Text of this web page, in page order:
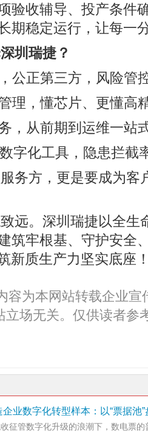
验收辅导、投产条件
期稳定运行，让每一
圳瑞捷？
公正第三方，风险管
理，懂芯片、更懂高
，从前期到运维一站
字化工具，隐患拦截
务方，更是要成为客
远。深圳瑞捷以全生
筑牢根基、守护安全
新质生产力坚实底座
容为本网站转载企业宣
立场无关。仅供读者参
企业数字化转型样本：以“票据池
征管数字化升级的浪潮下，数电票